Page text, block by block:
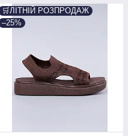
🛒ЛІТНІЙ РОЗПРОДАЖ
–25%